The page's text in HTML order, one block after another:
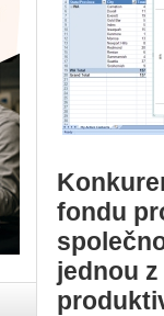
fondu
jednou